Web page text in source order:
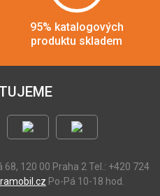
95% katalogových
produktu skladem
68, 120 00 Praha 2 Tel.: +420 724
Po-Pá 10-18 hod.